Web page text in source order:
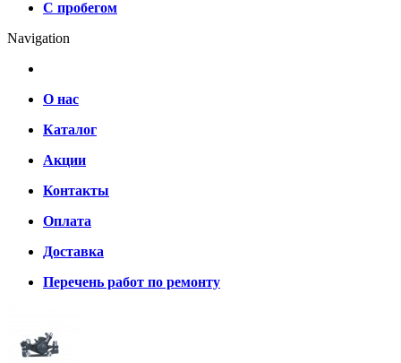
С пробегом
Navigation
О нас
Каталог
Акции
Контакты
Оплата
Доставка
Перечень работ по ремонту